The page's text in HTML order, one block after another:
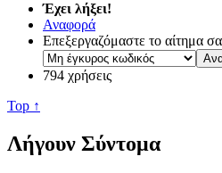
Έχει λήξει!
Αναφορά
Επεξεργαζόμαστε το αίτημα
794 χρήσεις
Top ↑
Λήγουν Σύντομα